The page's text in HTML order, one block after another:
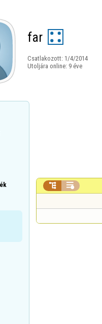
far
Csatlakozott: 1/4/2014
Utoljára online: 9 éve
 